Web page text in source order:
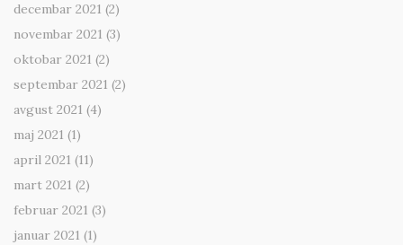
decembar 2021 (2)
novembar 2021 (3)
oktobar 2021 (2)
septembar 2021 (2)
avgust 2021 (4)
maj 2021 (1)
april 2021 (11)
mart 2021 (2)
februar 2021 (3)
januar 2021 (1)